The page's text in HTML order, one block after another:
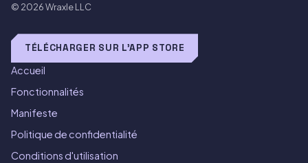
© 2026Wraxle LLC
TÉLÉCHARGER SUR L'APP STORE
Accueil
Fonctionnalités
Manifeste
Politique de confidentialité
Conditions d'utilisation